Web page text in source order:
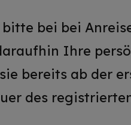
bitte bei bei
Ihre
bereits ab der
des